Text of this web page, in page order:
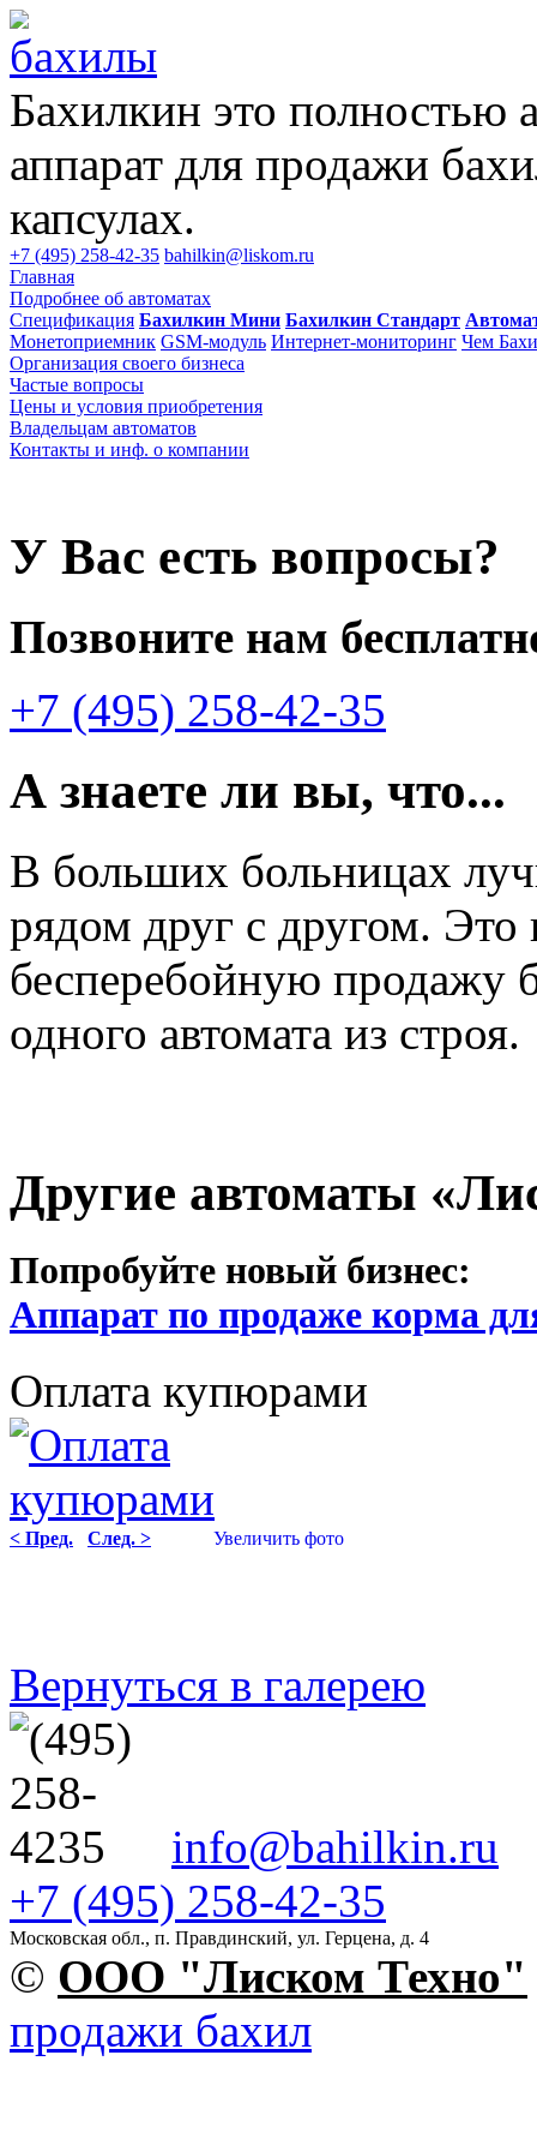
Бахилкин это полностью
аппарат для продажи
капсулах.
+7 (495) 258-42-35 bahilkin@liskom.ru
Главная
Подробнее об автоматах
Спецификация Бахилкин Мини Бахилкин Стандарт
Монетоприемник GSM-модуль Интернет-мониторинг Чем
Организация своего бизнеса
Частые вопросы
Цены и условия приобретения
Владельцам автоматов
Контакты и инф. о компании
У Вас есть вопросы?
Позвоните нам
+7 (495) 258-42-35
А знаете ли вы, что...
В больших больницах
рядом друг с другом. Это
бесперебойную продажу
одного автомата из строя.
Другие автоматы
Попробуйте новый бизнес:
Аппарат по продаже корма
Оплата купюрами
< Пред. След. > Увеличить фото
Вернуться в галерею
info@bahilkin.ru
+7 (495) 258-42-35
Московская обл., п. Правдинский, ул. Герцена, д. 4
© OOO "Лиском Техно"
продажи бахил